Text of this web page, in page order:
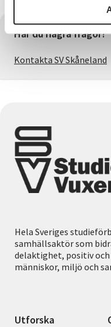
Har du några frågor?
Kontakta SV Skåneland
Hela Sveriges
samhällsaktör som
delaktighet, positiv
människor, miljö och
Utforska